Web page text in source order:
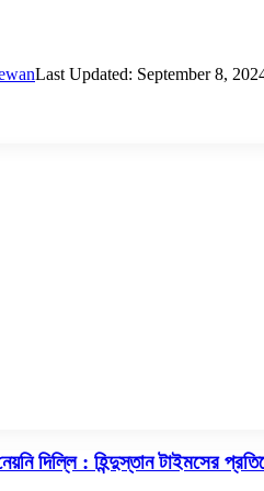
Last Updated: September 8,
দিল্লি : হিন্দুস্তান টাইমসের